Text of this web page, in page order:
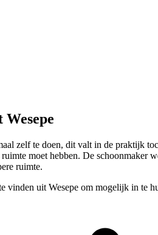
zelf te doen, dit valt in de praktijk
moet hebben. De schoonmaker
ruimte.
vinden uit Wesepe om mogelijk in te